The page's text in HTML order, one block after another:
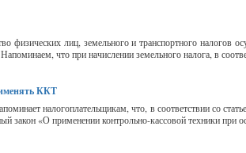
физических лиц, земельного и транспортного налогов
что при начислении земельного налога, в
ККТ
налогоплательщикам, что, в соответствии со
«О применении контрольно-кассовой техники при